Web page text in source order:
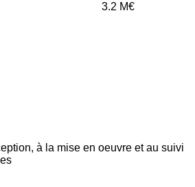
3.2 M€
à la mise en oeuvre et au suivi